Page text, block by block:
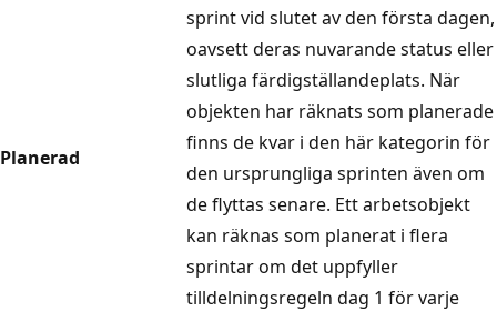
Planerad
sprint vid slutet av den första dagen,
oavsett deras nuvarande status eller
slutliga färdigställandeplats. När
objekten har räknats som planerade
finns de kvar i den här kategorin för
den ursprungliga sprinten även om
de flyttas senare. Ett arbetsobjekt
kan räknas som planerat i flera
sprintar om det uppfyller
tilldelningsregeln dag 1 för varje